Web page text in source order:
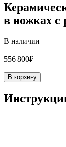
в ножках с
В наличии
556 800₽
В корзину